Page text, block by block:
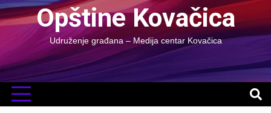
Opštine Kovačica
Udruženje građana – Medija centar Kovačica